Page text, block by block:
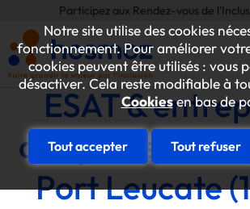
Notre site utilise des cookies
fonctionnement. Pour améliorer
cookies peuvent être utilisés : vous
désactiver. Cela reste modifiable à
Cookiesen bas de
Tout accepter Tout refuser
Participez aux Rendez-vous de l'Inclusion
ESAT &
adaptées de la
Port Leucate